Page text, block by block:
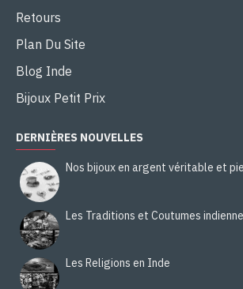
Retours
Plan Du Site
Blog Inde
Bijoux Petit Prix
DERNIÈRES NOUVELLES
Nos bijoux en argent véritable et
Les Traditions et Coutumes
Les Religions en Inde